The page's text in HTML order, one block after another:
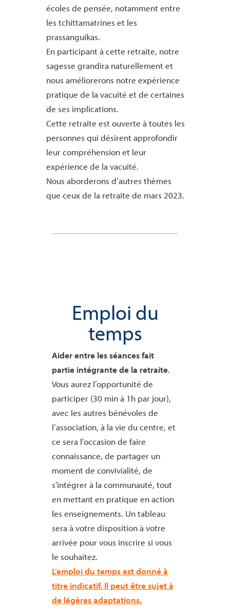
écoles de pensée, notamment entre
les tchittamatrines et les
prassanguikas.
En participant à cette retraite, notre
sagesse grandira naturellement et
nous améliorerons notre expérience
pratique de la vacuité et de certaines
de ses implications.
Cette retraite est ouverte à toutes les
personnes qui désirent approfondir
leur compréhension et leur
expérience de la vacuité.
Nous aborderons d’autres thèmes
que ceux de la retraite de mars 2023.
Emploi du
temps
Aider entre les séances fait
partie intégrante de la retraite.
Vous aurez l’opportunité de
participer (30 min à 1h par jour),
avec les autres bénévoles de
l’association, à la vie du centre, et
ce sera l’occasion de faire
connaissance, de partager un
moment de convivialité, de
s’intégrer à la communauté, tout
en mettant en pratique en action
les enseignements. Un tableau
sera à votre disposition à votre
arrivée pour vous inscrire si vous
le souhaitez.
L’emploi du temps est donné à
titre indicatif. Il peut être sujet à
de légères adaptations.